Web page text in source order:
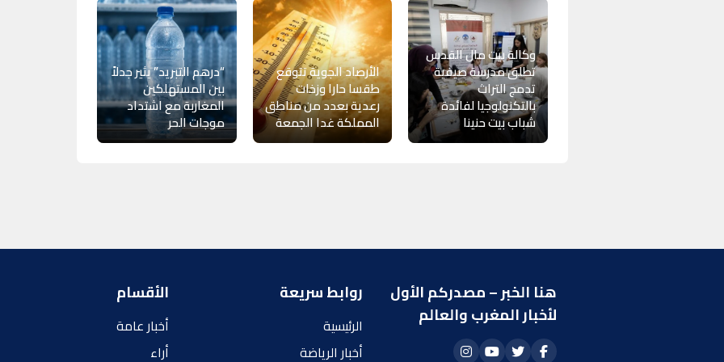
وكالة بيت مال القدس
تطلق مدرسة صيفية
تدمج التراث
بالتكنولوجيا لفائدة
شباب بيت حنينا
الأرصاد الجوية تتوقع
طقسا حارا وزخات
رعدية بعدد من مناطق
المملكة غدا الجمعة
“درهم التبريد” يثير جدلاً
بين المستهلكين
المغاربة مع اشتداد
موجات الحر
هنا الخبر – مصدركم الأول
لأخبار المغرب والعالم
روابط سريعة
الرئيسية
أخبار الرياضة
الأقسام
أخبار عامة
أراء